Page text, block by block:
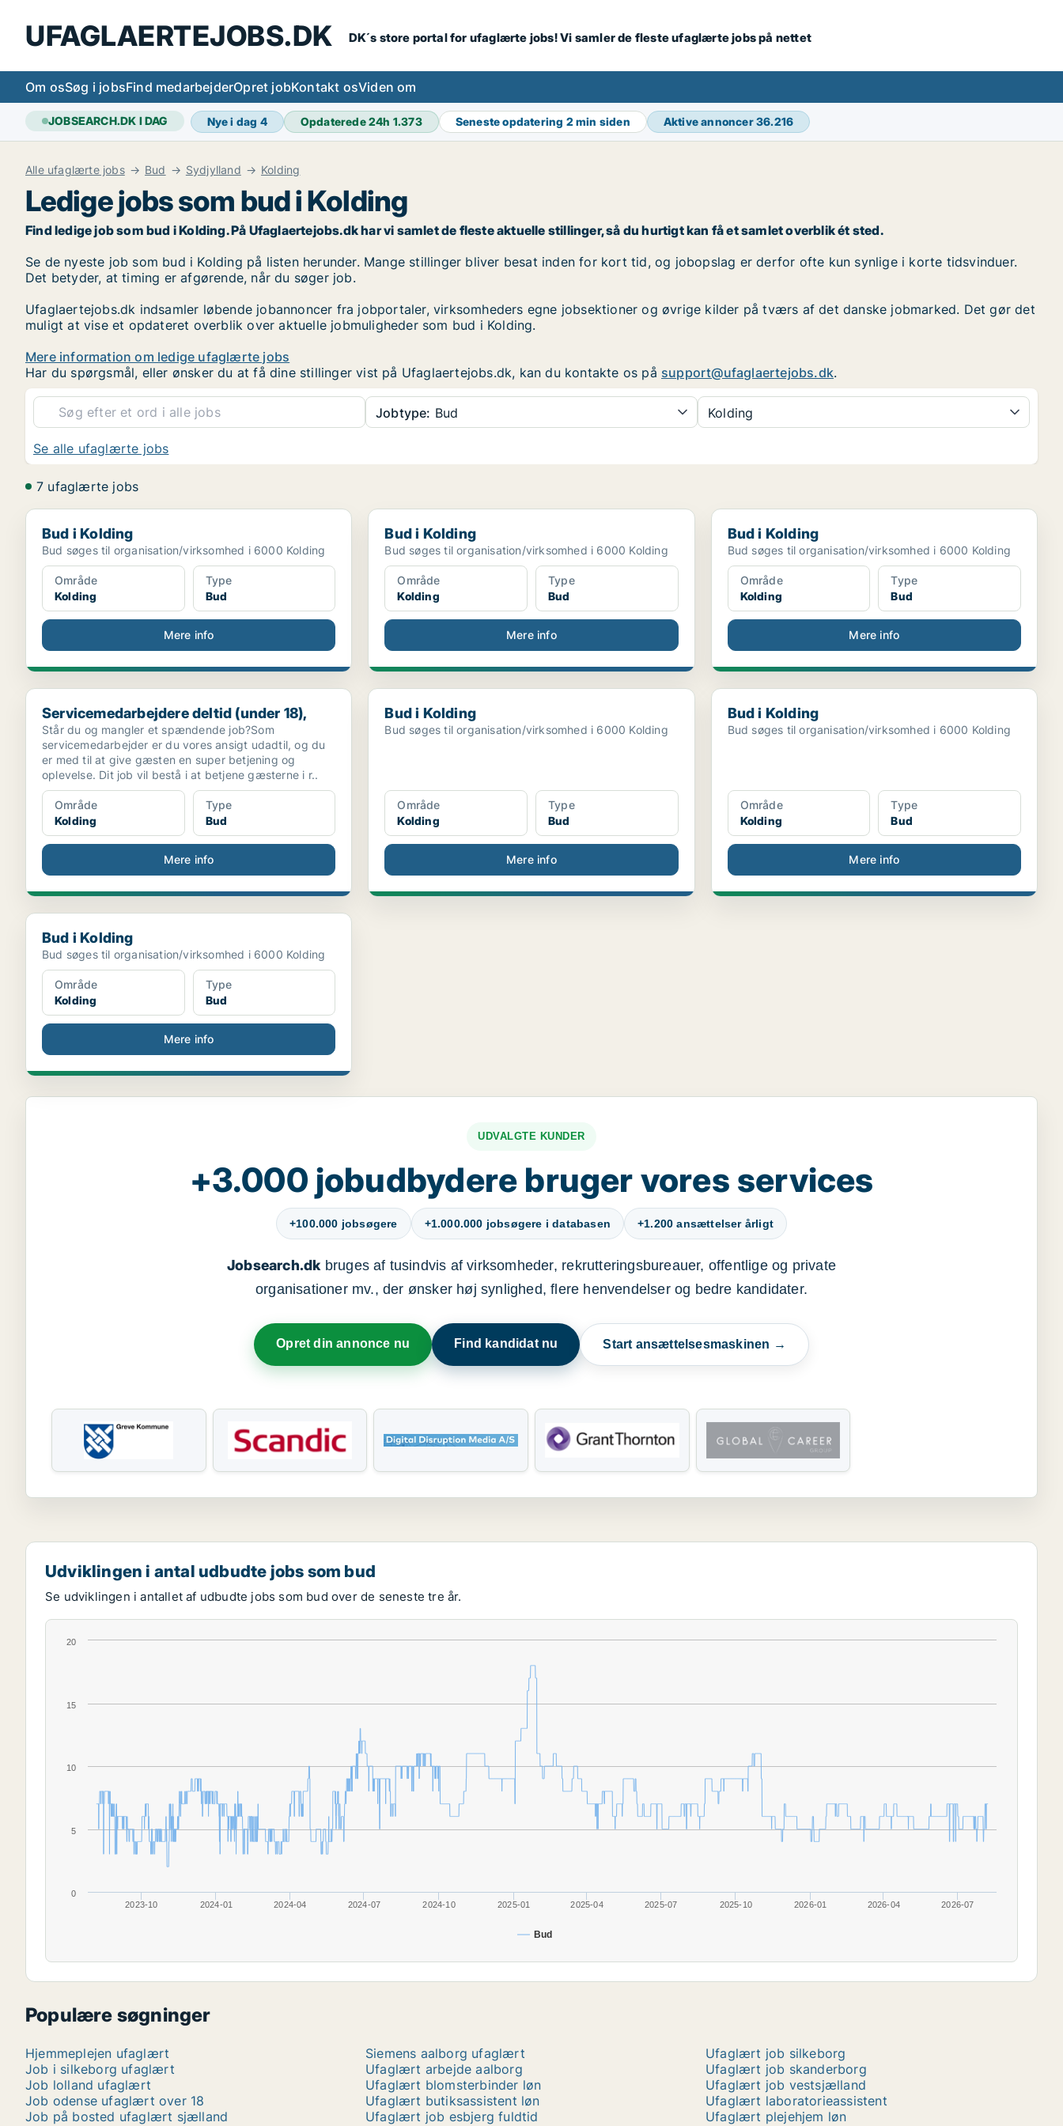
UFAGLAERTEJOBS.DK DK´s store portal for ufaglærte jobs! Vi samler de fleste ufaglærte jobs på nettet
Om osSøg i jobsFind medarbejderOpret jobKontakt osViden om
JOBSEARCH.DK I DAG Nye i dag 4 Opdaterede 24h 1.373 Seneste opdatering 2 min siden Aktive annoncer36.216
Alle ufaglærte jobs Bud Sydjylland Kolding
Ledige jobs som bud i Kolding
Find ledige job som bud i Kolding. På Ufaglaertejobs.dk har vi samlet de fleste aktuelle stillinger, så du hurtigt kan få et samlet overblik ét sted.
Se de nyeste job som bud i Kolding på listen herunder. Mange stillinger bliver besat inden for kort tid, og jobopslag er derfor ofte kun synlige i korte tidsvinduer.
Det betyder, at timing er afgørende, når du søger job.
Ufaglaertejobs.dk indsamler løbende jobannoncer fra jobportaler, virksomheders egne jobsektioner og øvrige kilder på tværs af det danske jobmarked. Det gør det
muligt at vise et opdateret overblik over aktuelle jobmuligheder som bud i Kolding.
Mere information om ledige ufaglærte jobs
Har du spørgsmål, eller ønsker du at få dine stillinger vist på Ufaglaertejobs.dk, kan du kontakte os på support@ufaglaertejobs.dk.
Jobtype: Bud Kolding
Se alle ufaglærte jobs
7 ufaglærte jobs
Bud i Kolding
Bud i Kolding
Bud søges til organisation/virksomhed i 6000 Kolding
Område
Kolding
Type
Bud
Mere info
Bud i Kolding
Bud i Kolding
Bud søges til organisation/virksomhed i 6000 Kolding
Område
Kolding
Type
Bud
Mere info
Bud i Kolding
Bud i Kolding
Bud søges til organisation/virksomhed i 6000 Kolding
Område
Kolding
Type
Bud
Mere info
Servicemedarbejdere deltid (under 18),
Servicemedarbejdere deltid (under 18),
Står du og mangler et spændende job?Som
servicemedarbejder er du vores ansigt udadtil, og du
er med til at give gæsten en super betjening og
oplevelse. Dit job vil bestå i at betjene gæsterne i r..
Område
Kolding
Type
Bud
Mere info
Bud i Kolding
Bud i Kolding
Bud søges til organisation/virksomhed i 6000 Kolding
Område
Kolding
Type
Bud
Mere info
Bud i Kolding
Bud i Kolding
Bud søges til organisation/virksomhed i 6000 Kolding
Område
Kolding
Type
Bud
Mere info
Bud i Kolding
Bud i Kolding
Bud søges til organisation/virksomhed i 6000 Kolding
Område
Kolding
Type
Bud
Mere info
UDVALGTE KUNDER
+3.000 jobudbydere bruger vores services
+100.000 jobsøgere +1.000.000 jobsøgere i databasen +1.200 ansættelser årligt
Jobsearch.dkbruges af tusindvis af virksomheder, rekrutteringsbureauer, offentlige og private
organisationer mv., der ønsker høj synlighed, flere henvendelser og bedre kandidater.
Opret din annonce nu Find kandidat nu Start ansættelsesmaskinen →
Udviklingen i antal udbudte jobs som bud
Se udviklingen i antallet af udbudte jobs som bud over de seneste tre år.
Bud
2023-10 2024-01 2024-04 2024-07 2024-10 2025-01 2025-04 2025-07 2025-10 2026-01 2026-04 2026-07
0
5
10
15
20
Populære søgninger
Hjemmeplejen ufaglært
Job i silkeborg ufaglært
Job lolland ufaglært
Job odense ufaglært over 18
Job på bosted ufaglært sjælland
Siemens aalborg ufaglært
Ufaglært arbejde aalborg
Ufaglært blomsterbinder løn
Ufaglært butiksassistent løn
Ufaglært job esbjerg fuldtid
Ufaglært job silkeborg
Ufaglært job skanderborg
Ufaglært job vestsjælland
Ufaglært laboratorieassistent
Ufaglært plejehjem løn